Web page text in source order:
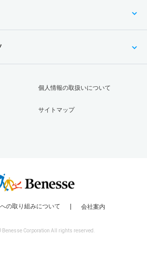
個人情報の取扱いについて
サイトマップ
の取り組みについて 会社案内
Benesse Corporation All rights reserved.